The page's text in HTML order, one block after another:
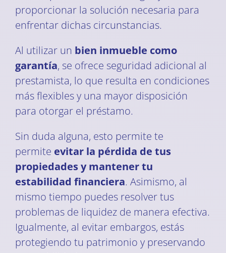
proporcionar la solución necesaria para
enfrentar dichas circunstancias.
Al utilizar un bien inmueble como
garantía, se ofrece seguridad adicional al
prestamista, lo que resulta en condiciones
más flexibles y una mayor disposición
para otorgar el préstamo.
Sin duda alguna, esto permite te
permite evitar la pérdida de tus
propiedades y mantener tu
estabilidad financiera. Asimismo, al
mismo tiempo puedes resolver tus
problemas de liquidez de manera efectiva.
Igualmente, al evitar embargos, estás
protegiendo tu patrimonio y preservando